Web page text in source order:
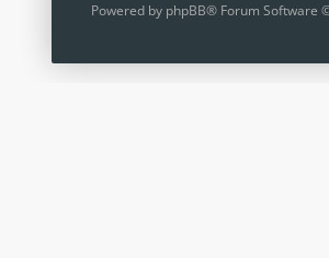
Powered by phpBB® Forum Software